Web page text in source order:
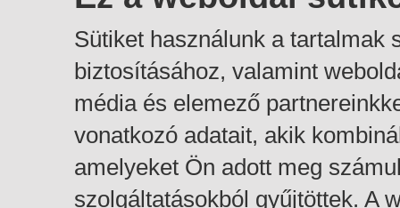
Sütiket használunk a tartalmak
biztosításához, valamint
média és elemező
vonatkozó adatait, akik
amelyeket Ön adott meg
szolgáltatásokból gyűjtöttek. A